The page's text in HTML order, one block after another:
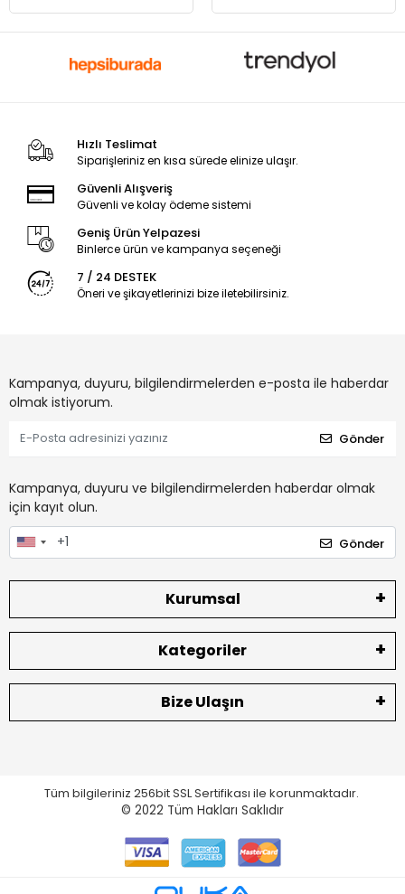
Hızlı Teslimat
Siparişleriniz en kısa sürede elinize ulaşır.
Güvenli Alışveriş
Güvenli ve kolay ödeme sistemi
Geniş Ürün Yelpazesi
Binlerce ürün ve kampanya seçeneği
7 / 24 DESTEK
Öneri ve şikayetlerinizi bize iletebilirsiniz.
Kampanya, duyuru, bilgilendirmelerden e-posta ile haberdar
olmak istiyorum.
Gönder
Kampanya, duyuru ve bilgilendirmelerden haberdar olmak
için kayıt olun.
Gönder
Kurumsal
Kategoriler
Bize Ulaşın
Tüm bilgileriniz 256bit SSL Sertifikası ile korunmaktadır.
© 2022 Tüm Hakları Saklıdır